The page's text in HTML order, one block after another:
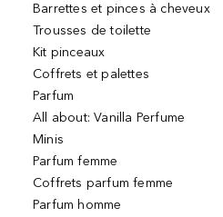
Barrettes et pinces à cheveux
Trousses de toilette
Kit pinceaux
Coffrets et palettes
Parfum
All about: Vanilla Perfume
Minis
Parfum femme
Coffrets parfum femme
Parfum homme